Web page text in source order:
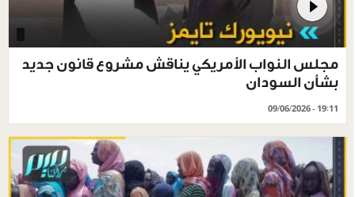
مجلس النواب الأمريكي يناقش مشروع قانون جديد
بشأن السودان
09/06/2026 - 19:11